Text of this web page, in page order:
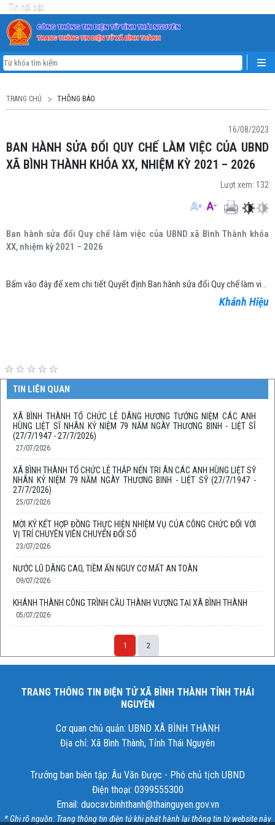
Tin nổi bật
TRANG CHỦ THÔNG BÁO
16/08/2023
BAN HÀNH SỬA ĐỔI QUY CHẾ LÀM VIỆC CỦA UBND
XÃ BÌNH THÀNH KHÓA XX, NHIỆM KỲ 2021 – 2026
Lượt xem: 132
Ban hành sửa đổi Quy chế làm việc của UBND xã Bình Thành khóa
XX, nhiệm kỳ 2021 – 2026
Bấm vào đây để xem chi tiết Quyết định Ban hành sửa đổi Quy chế làm việc của UBND xã Bình Thành khóa XX, nhiệm kỳ 2021 – 2026
Khánh Hiệu
TIN LIÊN QUAN
XÃ BÌNH THÀNH TỔ CHỨC LỄ DÂNG HƯƠNG TƯỞNG NIỆM CÁC ANH
HÙNG LIỆT SĨ NHÂN KỶ NIỆM 79 NĂM NGÀY THƯƠNG BINH - LIỆT SĨ
(27/7/1947 - 27/7/2026)
27/07/2026
XÃ BÌNH THÀNH TỔ CHỨC LỄ THẮP NẾN TRI ÂN CÁC ANH HÙNG LIỆT SỸ
NHÂN KỶ NIỆM 79 NĂM NGÀY THƯƠNG BINH - LIỆT SỸ (27/7/1947 -
27/7/2026)
25/07/2026
MỜI KÝ KẾT HỢP ĐỒNG THỰC HIỆN NHIỆM VỤ CỦA CÔNG CHỨC ĐỐI VỚI
VỊ TRÍ CHUYÊN VIÊN CHUYỂN ĐỔI SỐ
23/07/2026
NƯỚC LŨ DÂNG CAO, TIỀM ẨN NGUY CƠ MẤT AN TOÀN
09/07/2026
KHÁNH THÀNH CÔNG TRÌNH CẦU THÀNH VƯỢNG TẠI XÃ BÌNH THÀNH
05/07/2026
1 2
TRANG THÔNG TIN ĐIỆN TỬ XÃ BÌNH THÀNH TỈNH THÁI
NGUYÊN
Cơ quan chủ quản: UBND XÃ BÌNH THÀNH
Địa chỉ: Xã Bình Thành, Tỉnh Thái Nguyên
Trưởng ban biên tập: Âu Văn Được - Phó chủ tịch UBND
Điện thoại: 0399555300
Email: duocav.binhthanh@thainguyen.gov.vn
* Ghi rõ nguồn: Trang thông tin điện tử khi phát hành lại thông tin từ website này